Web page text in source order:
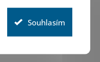
Souhlasím